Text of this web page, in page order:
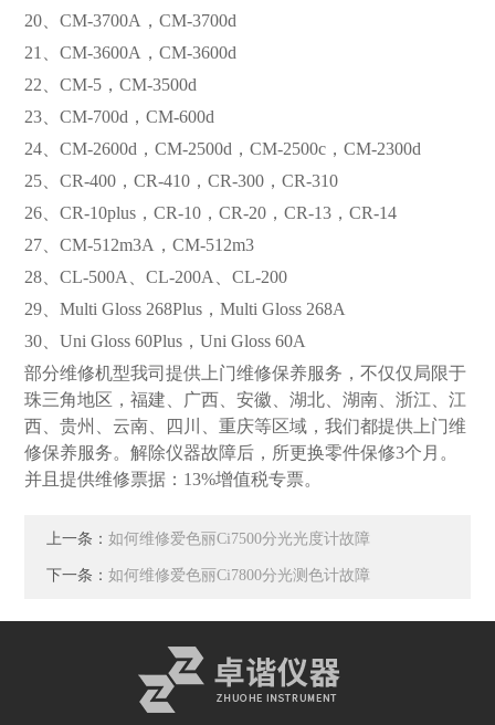
20、CM-3700A，CM-3700d
21、CM-3600A，CM-3600d
22、CM-5，CM-3500d
23、CM-700d，CM-600d
24、CM-2600d，CM-2500d，CM-2500c，CM-2300d
25、CR-400，CR-410，CR-300，CR-310
26、CR-10plus，CR-10，CR-20，CR-13，CR-14
27、CM-512m3A，CM-512m3
28、CL-500A、CL-200A、CL-200
29、Multi Gloss 268Plus，Multi Gloss 268A
30、Uni Gloss 60Plus，Uni Gloss 60A
部分维修机型我司提供上门维修保养服务，不仅仅局限于
珠三角地区，福建、广西、安徽、湖北、湖南、浙江、江
西、贵州、云南、四川、重庆等区域，我们都提供上门维
修保养服务。解除仪器故障后，所更换零件保修3个月。
并且提供维修票据：13%增值税专票。
上一条：如何维修爱色丽Ci7500分光光度计故障
下一条：如何维修爱色丽Ci7800分光测色计故障